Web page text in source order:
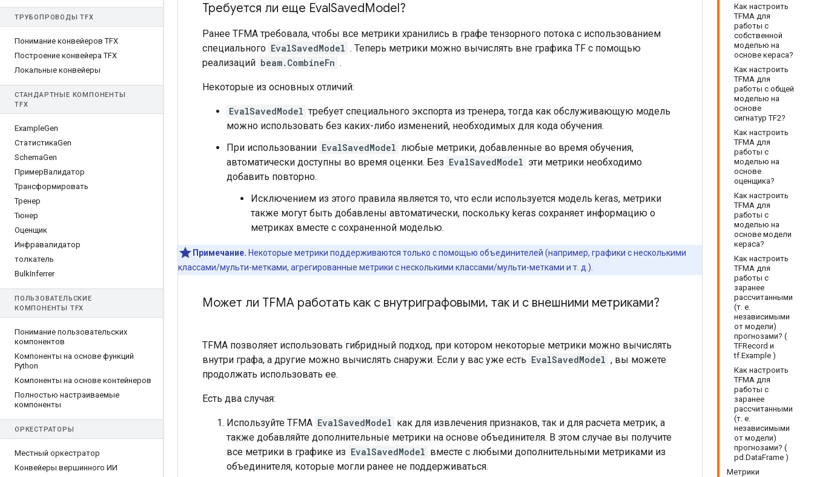
ТРУБОПРОВОДЫ TFX
Понимание конвейеров TFX
Построение конвейера TFX
Локальные конвейеры
СТАНДАРТНЫЕ КОМПОНЕНТЫ
TFX
ExampleGen
СтатистикаGen
SchemaGen
ПримерВалидатор
Трансформировать
Тренер
Тюнер
Оценщик
Инфравалидатор
толкатель
BulkInferrer
ПОЛЬЗОВАТЕЛЬСКИЕ
КОМПОНЕНТЫ TFX
Понимание пользовательских
компонентов
Компоненты на основе функций
Python
Компоненты на основе контейнеров
Полностью настраиваемые
компоненты
ОРКЕСТРАТОРЫ
Местный оркестратор
Конвейеры вершинного ИИ
Как настроить
TFMA для
работы с
собственной
моделью на
основе кераса?
Как настроить
TFMA для
работы с общей
моделью на
основе
сигнатур TF2?
Как настроить
TFMA для
работы с
моделью на
основе
оценщика?
Как настроить
TFMA для
работы с
моделью на
основе модели
кераса?
Как настроить
TFMA для
работы с
заранее
рассчитанными
(т. е.
независимыми
от модели)
прогнозами? (
TFRecord и
tf.Example )
Как настроить
TFMA для
работы с
заранее
рассчитанными
(т. е.
независимыми
от модели)
прогнозами? (
pd.DataFrame )
Метрики
Требуется ли еще EvalSavedModel?
Ранее TFMA требовала, чтобы все метрики хранились в графе тензорного потока с использованием
специального EvalSavedModel . Теперь метрики можно вычислять вне графика TF с помощью
реализаций beam.CombineFn .
Некоторые из основных отличий:
EvalSavedModel требует специального экспорта из тренера, тогда как обслуживающую модель
можно использовать без каких-либо изменений, необходимых для кода обучения.
При использовании EvalSavedModel любые метрики, добавленные во время обучения,
автоматически доступны во время оценки. Без EvalSavedModel эти метрики необходимо
добавить повторно.
Исключением из этого правила является то, что если используется модель keras, метрики
также могут быть добавлены автоматически, поскольку keras сохраняет информацию о
метриках вместе с сохраненной моделью.
Примечание. Некоторые метрики поддерживаются только с помощью объединителей (например, графики с несколькими
классами/мульти-метками, агрегированные метрики с несколькими классами/мульти-метками и т. д.).
Может ли TFMA работать как с внутриграфовыми, так и с внешними метриками?
TFMA позволяет использовать гибридный подход, при котором некоторые метрики можно вычислять
внутри графа, а другие можно вычислять снаружи. Если у вас уже есть EvalSavedModel , вы можете
продолжать использовать ее.
Есть два случая:
Используйте TFMA EvalSavedModel как для извлечения признаков, так и для расчета метрик, а
также добавляйте дополнительные метрики на основе объединителя. В этом случае вы получите
все метрики в графике из EvalSavedModel вместе с любыми дополнительными метриками из
объединителя, которые могли ранее не поддерживаться.